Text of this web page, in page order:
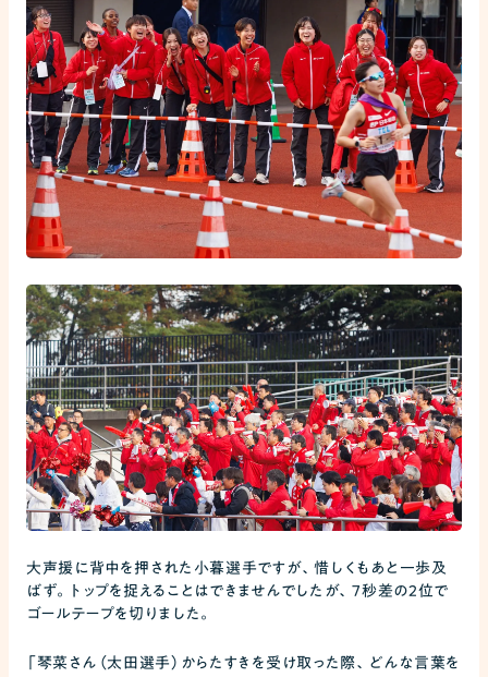
大声援に背中を押された小暮選手ですが、惜しくもあと一歩及
ばず。トップを捉えることはできませんでしたが、7秒差の2位で
ゴールテープを切りました。
「琴菜さん（太田選手）からたすきを受け取った際、どんな言葉を